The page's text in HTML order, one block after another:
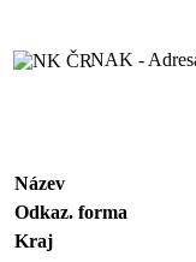
NAK -
Název
Odkaz. forma
Kraj